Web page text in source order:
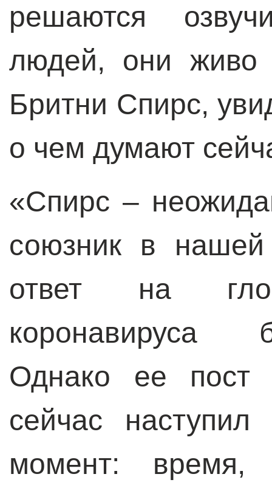
решаются
людей, они живо
Бритни Спирс,
о чем думают
«Спирс –
союзник в
ответ на
коронавируса
Однако ее пост
сейчас
момент: время,